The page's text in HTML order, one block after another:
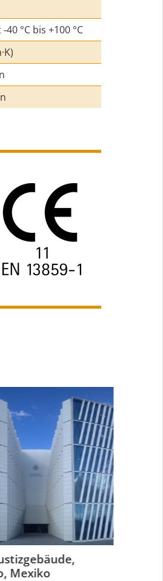
°C bis +100 °C